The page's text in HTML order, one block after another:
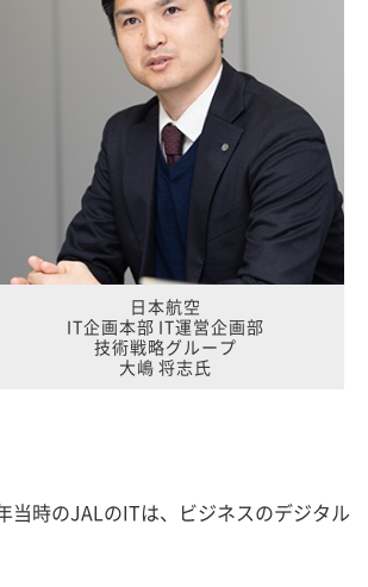
日本航空
IT企画本部 IT運営企画部
技術戦略グループ
大嶋 将志氏
時のJALのITは、ビジネスのデジタル